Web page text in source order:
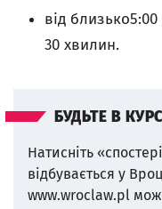
від
30 хвилин.
БУДЬТЕ В
Натисніть
відбувається у
www.wroclaw.pl